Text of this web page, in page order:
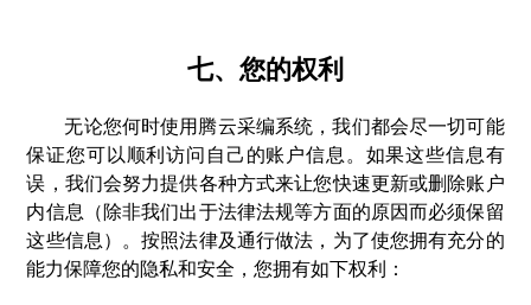
七、您的权利
无论您何时使用腾云采编系统，我们都会尽一切可能
保证您可以顺利访问自己的账户信息。如果这些信息有
误，我们会努力提供各种方式来让您快速更新或删除账户
内信息（除非我们出于法律法规等方面的原因而必须保留
这些信息）。按照法律及通行做法，为了使您拥有充分的
能力保障您的隐私和安全，您拥有如下权利：